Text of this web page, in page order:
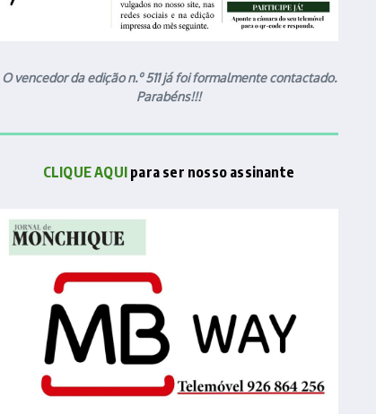
O vencedor da edição n.º 511 já foi formalmente contactado.
Parabéns!!!
CLIQUE AQUI para ser nosso assinante